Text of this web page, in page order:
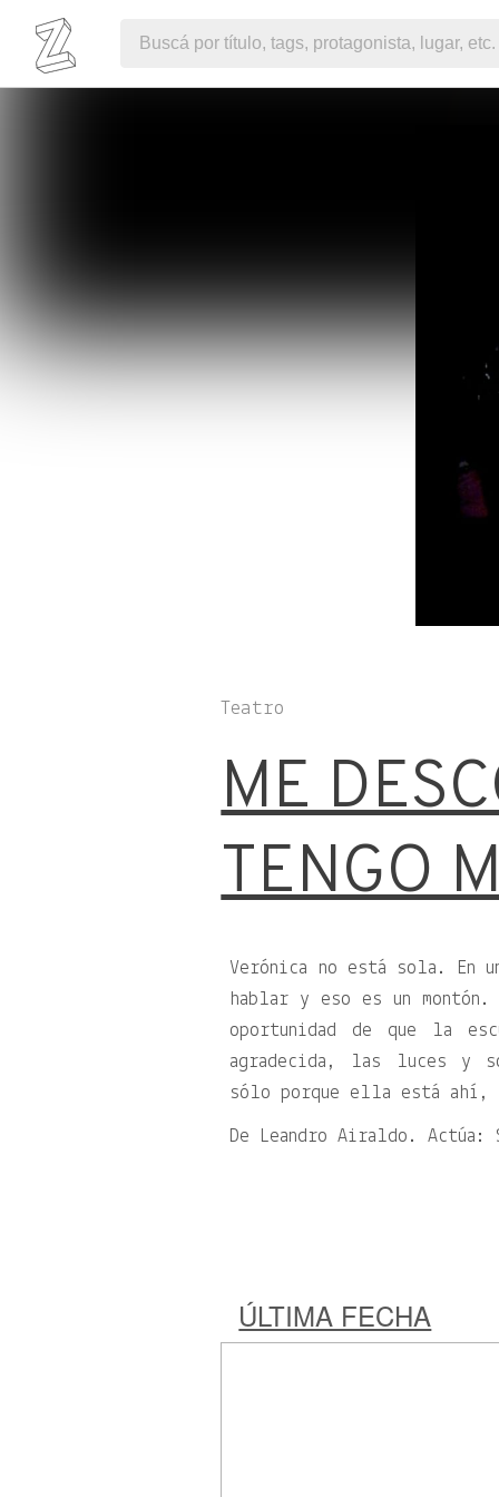
Teatro
ME
TENGO
Verónica no está sola. En
hablar y eso es un
oportunidad de que la
agradecida, las luces y
sólo porque ella está ahí,
De Leandro Airaldo. Actúa:
ÚLTIMA FECHA